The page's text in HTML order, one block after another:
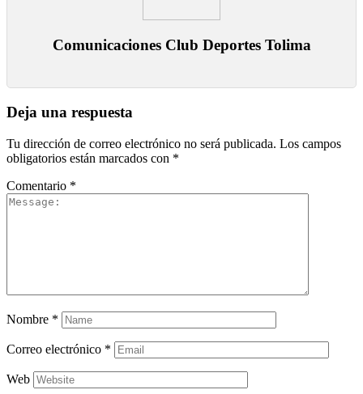
Comunicaciones Club Deportes Tolima
Deja una respuesta
Tu dirección de correo electrónico no será publicada. Los campos
obligatorios están marcados con *
Comentario *
Nombre *
Correo electrónico *
Web